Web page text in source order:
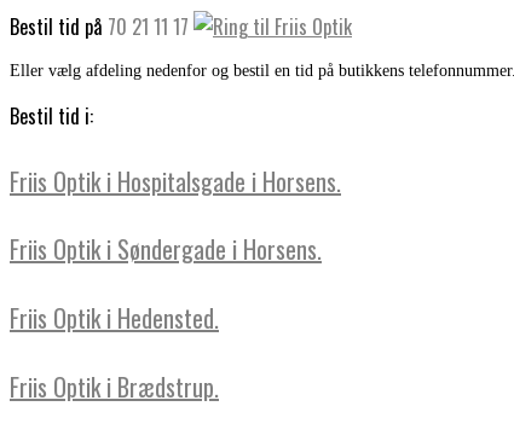
Bestil tid på 70 21 11 17
Eller vælg afdeling nedenfor og bestil en tid på butikkens telefonnummer.
Bestil tid i:
Friis Optik i Hospitalsgade i Horsens.
Friis Optik i Søndergade i Horsens.
Friis Optik i Hedensted.
Friis Optik i Brædstrup.